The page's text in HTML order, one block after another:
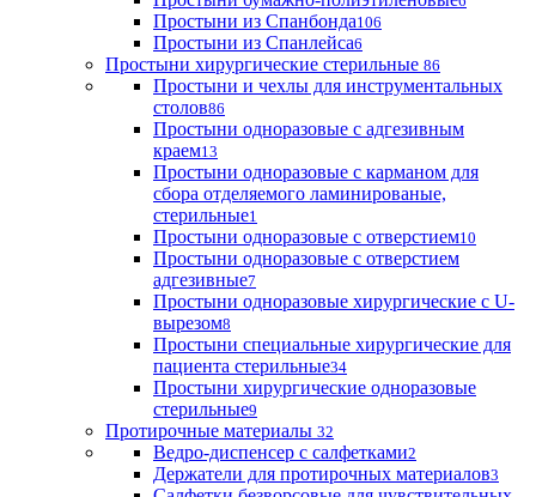
Простыни из Спанбонда106
Простыни из Спанлейса6
Простыни хирургические стерильные 86
Простыни и чехлы для инструментальных
столов86
Простыни одноразовые с адгезивным
краем13
Простыни одноразовые с карманом для
сбора отделяемого ламинированые,
стерильные1
Простыни одноразовые с отверстием10
Простыни одноразовые с отверстием
адгезивные7
Простыни одноразовые хирургические с U-
вырезом8
Простыни специальные хирургические для
пациента стерильные34
Простыни хирургические одноразовые
стерильные9
Протирочные материалы 32
Ведро-диспенсер с салфетками2
Держатели для протирочных материалов3